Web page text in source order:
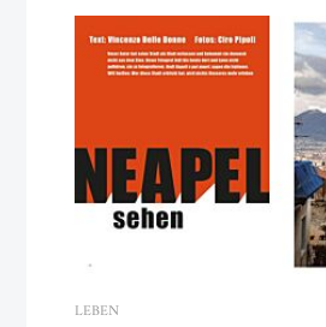
LEBEN